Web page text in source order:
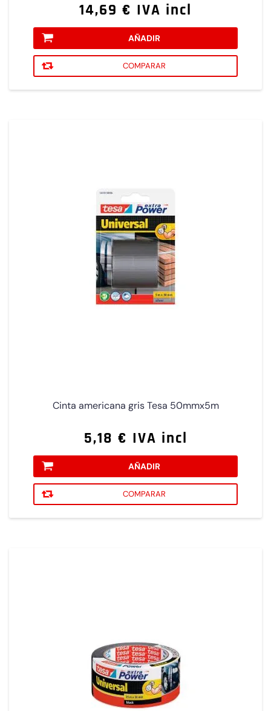
14,69 € IVA incl
AÑADIR
COMPARAR
Cinta americana gris Tesa 50mmx5m
5,18 € IVA incl
AÑADIR
COMPARAR